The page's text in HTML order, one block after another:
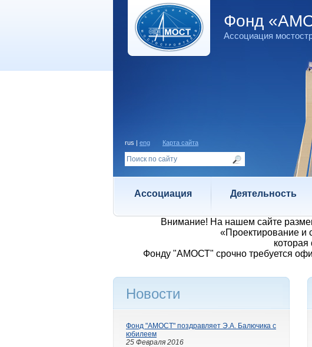
Фонд
Ассоциация
rus | eng Карта сайта
Ассоциация Деятельность
Внимание! На нашем сайте
«Проектирование и
Фонду "АМОСТ" срочно требуется
Новости
Фонд "АМОСТ" поздравляет Э.А. Балючика с
юбилеем
25 Февраля 2016